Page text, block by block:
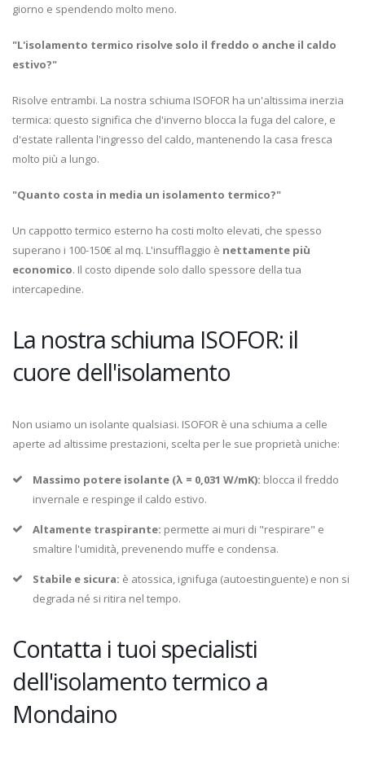
giorno e spendendo molto meno.
"L'isolamento termico risolve solo il freddo o anche il caldo
estivo?"
Risolve entrambi. La nostra schiuma ISOFOR ha un'altissima inerzia
termica: questo significa che d'inverno blocca la fuga del calore, e
d'estate rallenta l'ingresso del caldo, mantenendo la casa fresca
molto più a lungo.
"Quanto costa in media un isolamento termico?"
Un cappotto termico esterno ha costi molto elevati, che spesso
superano i 100-150€ al mq. L'insufflaggio è nettamente più
economico. Il costo dipende solo dallo spessore della tua
intercapedine.
La nostra schiuma ISOFOR: il
cuore dell'isolamento
Non usiamo un isolante qualsiasi. ISOFOR è una schiuma a celle
aperte ad altissime prestazioni, scelta per le sue proprietà uniche:
Massimo potere isolante (λ = 0,031 W/mK): blocca il freddo
invernale e respinge il caldo estivo.
Altamente traspirante: permette ai muri di "respirare" e
smaltire l'umidità, prevenendo muffe e condensa.
Stabile e sicura: è atossica, ignifuga (autoestinguente) e non si
degrada né si ritira nel tempo.
Contatta i tuoi specialisti
dell'isolamento termico a
Mondaino